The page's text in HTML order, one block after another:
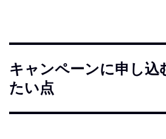
キャンペーンに申し込
たい点